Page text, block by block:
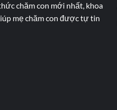
chăm con mới nhất, khoa
mẹ chăm con được tự tin